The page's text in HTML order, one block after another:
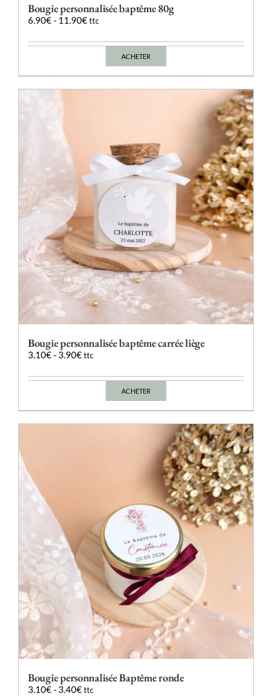
Bougie personnalisée baptême 80g
6.90€- 11.90€ ttc
ACHETER
Ce
être
choisies
sur
la
Bougie personnalisée baptême carrée liège
3.10€- 3.90€ ttc
ACHETER
Ce
variations.
options
peuvent
sur
la
page
du
produit
Bougie personnalisée Baptême ronde
3.10€- 3.40€ ttc